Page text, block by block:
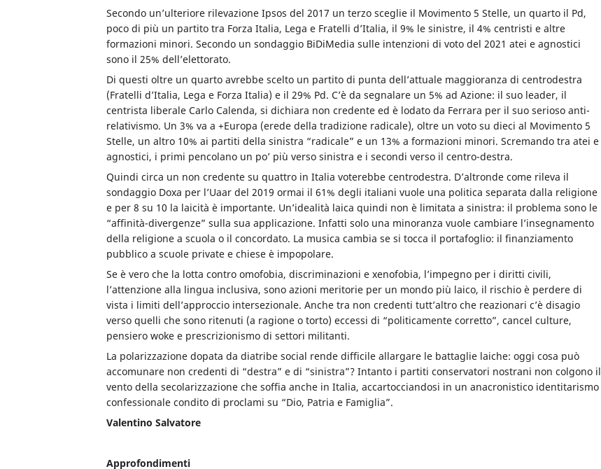
Secondo un’ulteriore rilevazione Ipsos del 2017 un terzo sceglie il Movimento 5 Stelle, un quarto il Pd,
poco di più un partito tra Forza Italia, Lega e Fratelli d’Italia, il 9% le sinistre, il 4% centristi e altre
formazioni minori. Secondo un sondaggio BiDiMedia sulle intenzioni di voto del 2021 atei e agnostici
sono il 25% dell’elettorato.
Di questi oltre un quarto avrebbe scelto un partito di punta dell’attuale maggioranza di centrodestra
(Fratelli d’Italia, Lega e Forza Italia) e il 29% Pd. C’è da segnalare un 5% ad Azione: il suo leader, il
centrista liberale Carlo Calenda, si dichiara non credente ed è lodato da Ferrara per il suo serioso anti-
relativismo. Un 3% va a +Europa (erede della tradizione radicale), oltre un voto su dieci al Movimento 5
Stelle, un altro 10% ai partiti della sinistra “radicale” e un 13% a formazioni minori. Scremando tra atei e
agnostici, i primi pencolano un po’ più verso sinistra e i secondi verso il centro-destra.
Quindi circa un non credente su quattro in Italia voterebbe centrodestra. D’altronde come rileva il
sondaggio Doxa per l’Uaar del 2019 ormai il 61% degli italiani vuole una politica separata dalla religione
e per 8 su 10 la laicità è importante. Un’idealità laica quindi non è limitata a sinistra: il problema sono le
“affinità-divergenze” sulla sua applicazione. Infatti solo una minoranza vuole cambiare l’insegnamento
della religione a scuola o il concordato. La musica cambia se si tocca il portafoglio: il finanziamento
pubblico a scuole private e chiese è impopolare.
Se è vero che la lotta contro omofobia, discriminazioni e xenofobia, l’impegno per i diritti civili,
l’attenzione alla lingua inclusiva, sono azioni meritorie per un mondo più laico, il rischio è perdere di
vista i limiti dell’approccio intersezionale. Anche tra non credenti tutt’altro che reazionari c’è disagio
verso quelli che sono ritenuti (a ragione o torto) eccessi di “politicamente corretto”, cancel culture,
pensiero woke e prescrizionismo di settori militanti.
La polarizzazione dopata da diatribe social rende difficile allargare le battaglie laiche: oggi cosa può
accomunare non credenti di “destra” e di “sinistra”? Intanto i partiti conservatori nostrani non colgono il
vento della secolarizzazione che soffia anche in Italia, accartocciandosi in un anacronistico identitarismo
confessionale condito di proclami su “Dio, Patria e Famiglia”.
Valentino Salvatore
Approfondimenti